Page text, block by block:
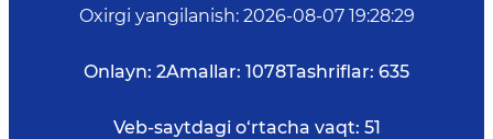
Oxirgi yangilanish: 2026-08-07 19:28:29
Onlayn: 2Amallar: 1078Tashriflar: 635
Veb-saytdagi o‘rtacha vaqt: 51